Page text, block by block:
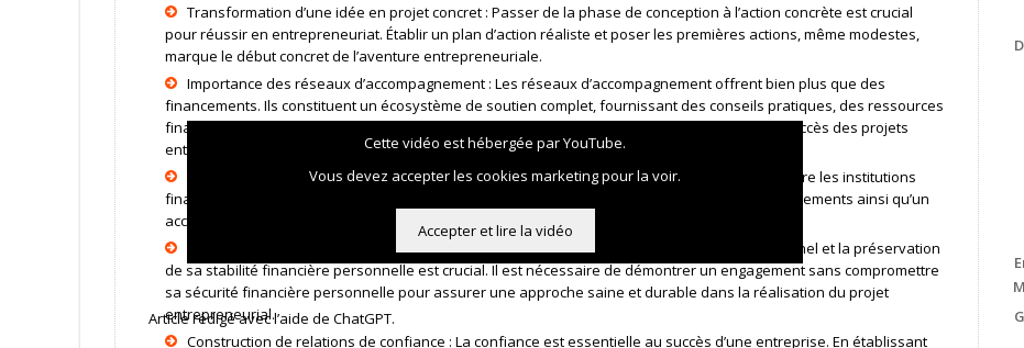
Transformation d’une idée en projet concret : Passer de la phase de conception à l’action concrète est crucial
pour réussir en entrepreneuriat. Établir un plan d’action réaliste et poser les premières actions, même modestes,
marque le début concret de l’aventure entrepreneuriale.
Importance des réseaux d’accompagnement : Les réseaux d’accompagnement offrent bien plus que des
financements. Ils constituent un écosystème de soutien complet, fournissant des conseils pratiques, des ressources
financières et des opportunités de réseautage précieuses pour favoriser la croissance et le succès des projets
entrepreneuriaux.
Collaboration entre banques et réseaux d’accompagnement : Une collaboration efficace entre les institutions
financières et les réseaux d’accompagnement est essentielle pour garantir un accès aux financements ainsi qu’un
accompagnement stratégique continu tout au long du projet entrepreneurial.
Équilibre financier personnel : Trouver la juste mesure entre l’engagement financier personnel et la préservation
de sa stabilité financière personnelle est crucial. Il est nécessaire de démontrer un engagement sans compromettre
sa sécurité financière personnelle pour assurer une approche saine et durable dans la réalisation du projet
entrepreneurial.
Construction de relations de confiance : La confiance est essentielle au succès d’une entreprise. En établissant
Cette vidéo est hébergée par YouTube.
Vous devez accepter les cookies marketing pour la voir.
Accepter et lire la vidéo
Article rédigé avec l’aide de ChatGPT.